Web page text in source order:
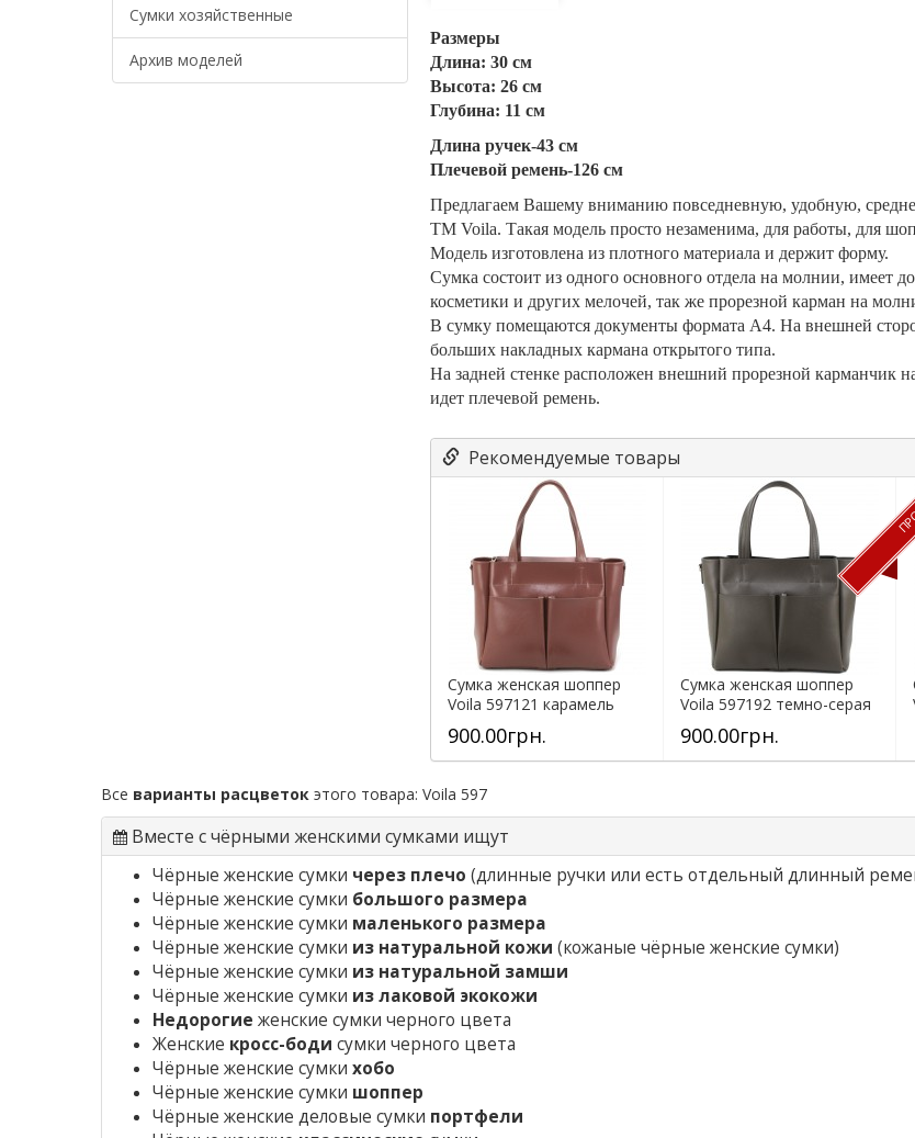
Сумки хозяйственные
Архив моделей
Размеры
Длина: 30 см
Высота: 26 см
Глубина: 11 см
Длина ручек-43 см
Плечевой ремень-126 см
Предлагаем Вашему вниманию повседневную, удобную,
TM Voila. Такая модель просто незаменима, для работы, для
Модель изготовлена из плотного материала и держит форму.
Сумка состоит из одного основного отдела на молнии, имеет
косметики и других мелочей, так же прорезной карман на
В сумку помещаются документы формата А4. На внешней
больших накладных кармана открытого типа.
На задней стенке расположен внешний прорезной карманчик
идет плечевой ремень.
Рекомендуемые товары
Сумка женская шоппер
Voila 597121 карамель
900.00грн.
Сумка женская шоппер
Voila 597192 темно-серая
900.00грн.
Все варианты расцветок этого товара: Voila 597
Вместе с чёрными женскими сумками ищут
Чёрные женские сумки через плечо (длинные ручки или есть отдельный длинный
Чёрные женские сумки большого размера
Чёрные женские сумки маленького размера
Чёрные женские сумки из натуральной кожи (кожаные чёрные женские сумки)
Чёрные женские сумки из натуральной замши
Чёрные женские сумки из лаковой экокожи
Недорогие женские сумки черного цвета
Женские кросс-боди сумки черного цвета
Чёрные женские сумки хобо
Чёрные женские сумки шоппер
Чёрные женские деловые сумки портфели